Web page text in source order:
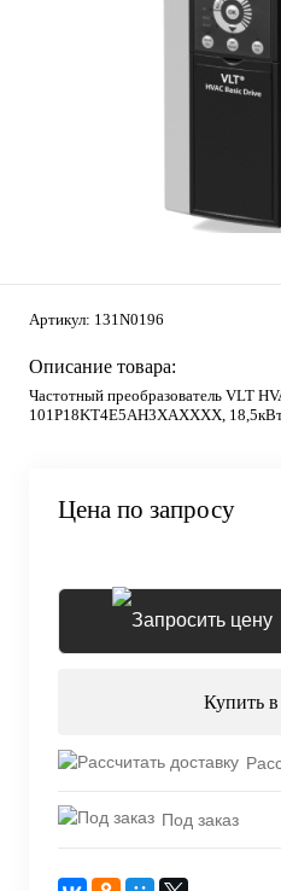
Артикул: 131N0196
Описание товара:
Частотный преобразователь VLT
101P18KT4E5AH3XAXXXX,
Цена по запросу
Купить
Под заказ